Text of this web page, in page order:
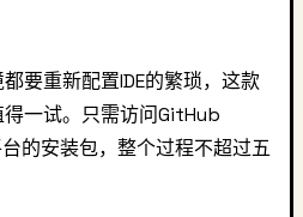
要重新配置IDE的繁琐，这款
一试。只需访问GitHub
的安装包，整个过程不超过五